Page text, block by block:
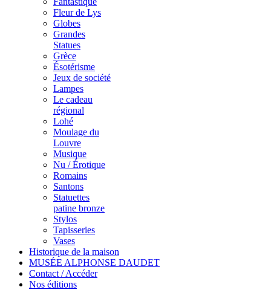
Fleur de Lys
Globes
Grandes
Statues
Grèce
Ésotérisme
Jeux de société
Lampes
Le cadeau
régional
Lohé
Moulage du
Louvre
Musique
Nu / Érotique
Romains
Santons
Statuettes
patine bronze
Stylos
Tapisseries
Vases
Historique de la maison
MUSÉE ALPHONSE DAUDET
Contact / Accéder
Nos éditions